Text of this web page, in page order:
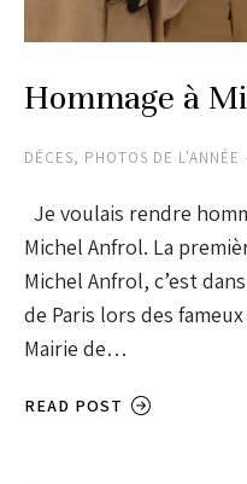
Hommage à
DÉCES, PHOTOS DE L'ANNÉE
Je voulais rendre
Michel Anfrol. La
Michel Anfrol, c’est
de Paris lors des
Mairie de…
READ POST